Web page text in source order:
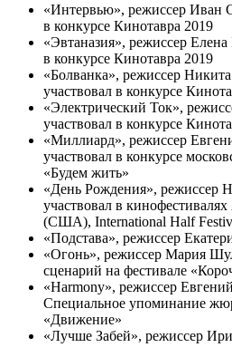
«Интервью», режиссер Иван
в конкурсе Кинотавра 2019
«Эвтаназия», режиссер
в конкурсе Кинотавра 2019
«Болванка», режиссер
участвовал в конкурсе
«Электрический Ток»,
участвовал в конкурсе
«Миллиард», режиссер
участвовал в конкурсе
«Будем жить»
«День Рождения», режиссер
участвовал в
(США), International Half
«Подстава», режиссер
«Огонь», режиссер Мария
сценарий на фестивале
«Harmony», режиссер
Специальное упоминание
«Движение»
«Лучше Забей», режиссер